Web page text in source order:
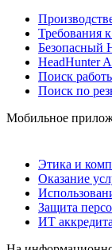
Требования
Безопасный
HeadHunter
Поиск
Поиск по
Мобильное
Этика и
Оказание
Защита
ИТ